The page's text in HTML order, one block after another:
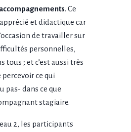
. Ce
et didactique car
de travailler sur
personnelles,
tous ; et c’est aussi très
ce qui
pas- dans ce que
stagiaire.
2, les participants